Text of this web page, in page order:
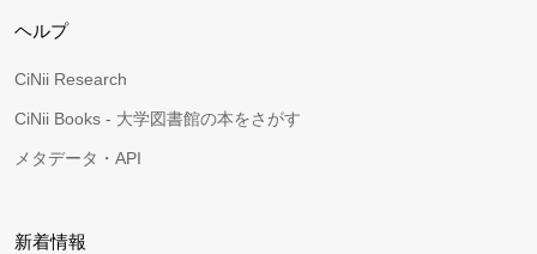
ヘルプ
CiNii Research
CiNii Books - 大学図書館の本をさがす
メタデータ・API
新着情報